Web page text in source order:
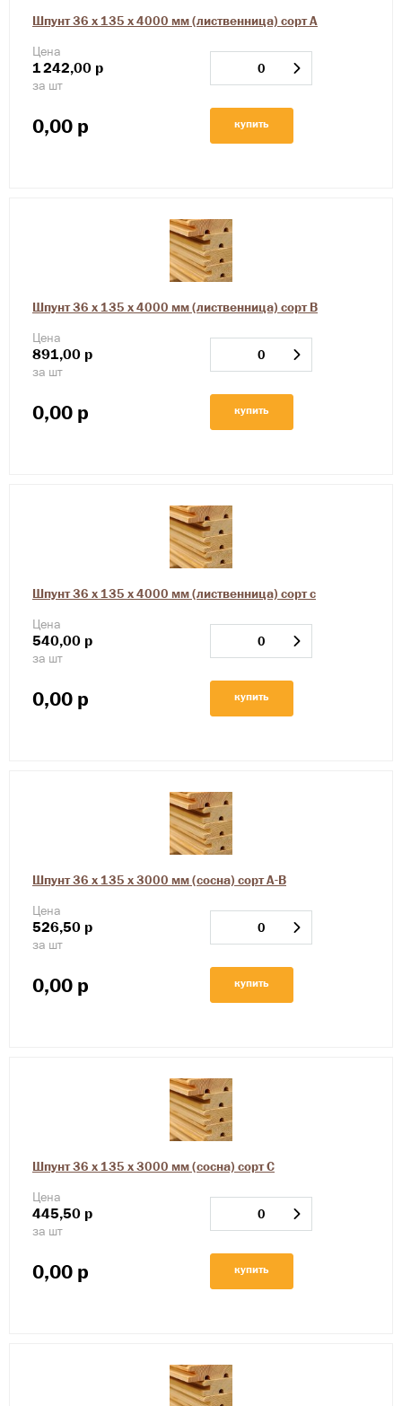
Шпунт 36 х 135 х 4000 мм (лиственница) сорт А
Цена
1242,00 р
за шт
0,00 р купить
Шпунт 36 х 135 х 4000 мм (лиственница) сорт В
Цена
891,00 р
за шт
0,00 р купить
Шпунт 36 х 135 х 4000 мм (лиственница) сорт с
Цена
540,00 р
за шт
0,00 р купить
Шпунт 36 х 135 х 3000 мм (сосна) сорт А-В
Цена
526,50 р
за шт
0,00 р купить
Шпунт 36 х 135 х 3000 мм (сосна) сорт С
Цена
445,50 р
за шт
0,00 р купить